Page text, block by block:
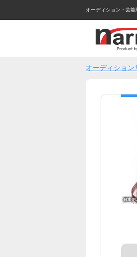
オーディション・芸
オーディション